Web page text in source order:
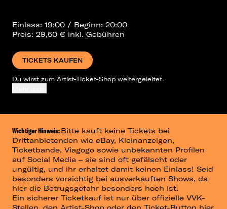
Einlass: 19:00 / Beginn: 20:00
Preis: 29,50 € inkl. Gebühren
TICKETS KAUFEN
Du wirst zum Artist-Ticket-Shop weitergeleitet.
Wichtiger Hinweis:Bitte kauft keine Tickets bei
Drittanbietenden wie eBay, Kleinanzeigen,
Ticketbande, Viagogo sowie unbekannten Profilen
auf Social Media – sie sind oft gefälscht oder
ungültig, und ihr erhaltet damit keinen Einlass! Seid
besonders vorsichtig bei ausverkauften Shows, da
hier die Betrugsgefahr besonders hoch ist.
Ein sicherer Ticketkauf ist nur über offizielle VVK-